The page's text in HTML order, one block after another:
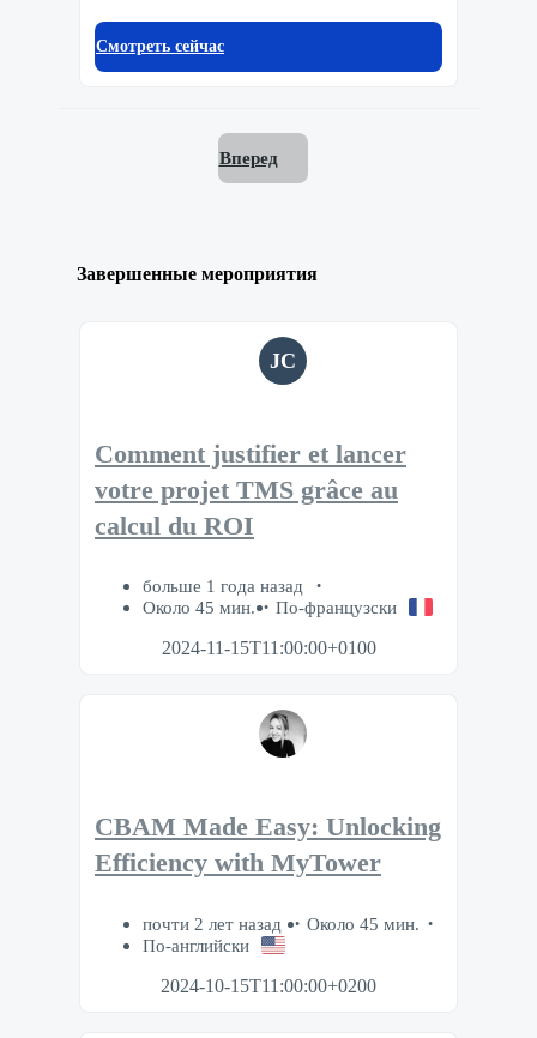
Смотреть сейчас
Вперед
Завершенные мероприятия
JC
Comment justifier et lancer
votre projet TMS grâce au
calcul du ROI
больше 1 года назад
Около 45 мин.
По-французски
2024-11-15T11:00:00+0100
CBAM Made Easy: Unlocking
Efficiency with MyTower
почти 2 лет назад
Около 45 мин.
По-английски
2024-10-15T11:00:00+0200